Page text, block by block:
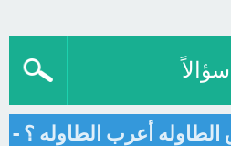
أعرب الطاوله ؟ -